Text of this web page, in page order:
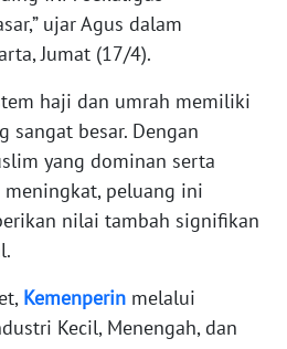
ujar Agus dalam
Jumat (17/4).
haji dan umrah memiliki
sangat besar. Dengan
yang dominan serta
peluang ini
nilai tambah signifikan
Kemenperin melalui
Kecil, Menengah, dan